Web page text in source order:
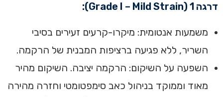
דרגה 1 (Grade I – Mild Strain):
משמעות אנטומית: מיקרו-קרעים זעירים בסיבי
השריר, ללא פגיעה ברציפות המבנית של הרקמה.
השפעה על השיקום: הרקמה יציבה. השיקום מהיר
מאוד וממוקד בניהול כאב סימפטומטי וחזרה מהירה